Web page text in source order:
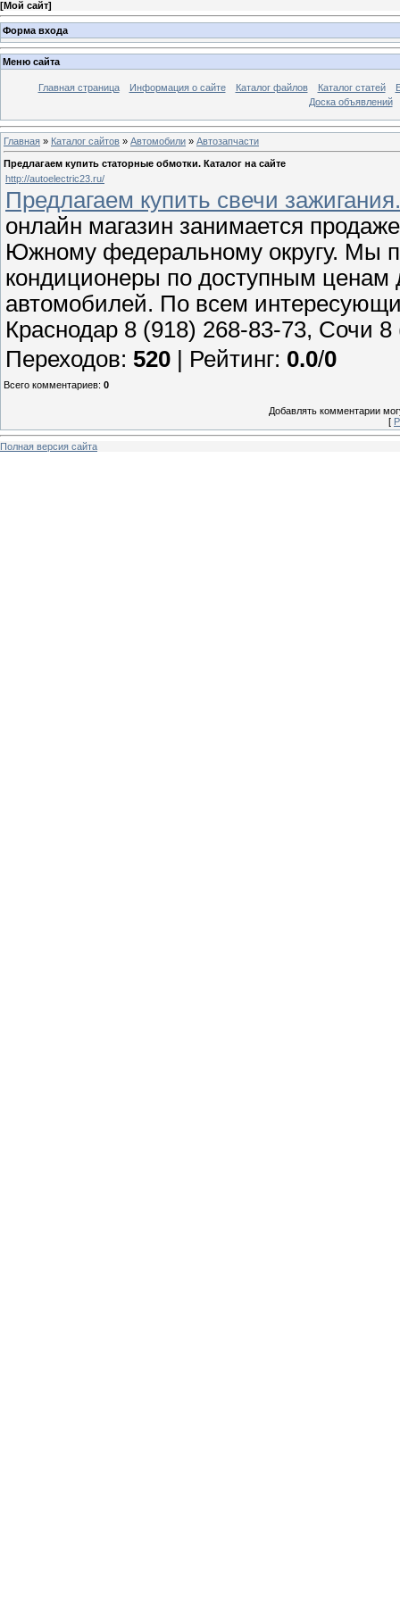
[Мой сайт]
Форма входа
Меню сайта
Главная страница Информация о сайте Каталог файлов Каталог статей
Доска объявлений
Главная » Каталог сайтов » Автомобили » Автозапчасти
Предлагаем купить статорные обмотки. Каталог на сайте
http://autoelectric23.ru/
Предлагаем купить свечи
онлайн магазин занимается
Южному федеральному округу. Мы
кондиционеры по доступным ценам
автомобилей. По всем
Краснодар 8 (918) 268-83-73, Сочи
Переходов: 520 | Рейтинг: 0.0/0
Всего комментариев: 0
Добавлять комментарии
[
Полная версия сайта